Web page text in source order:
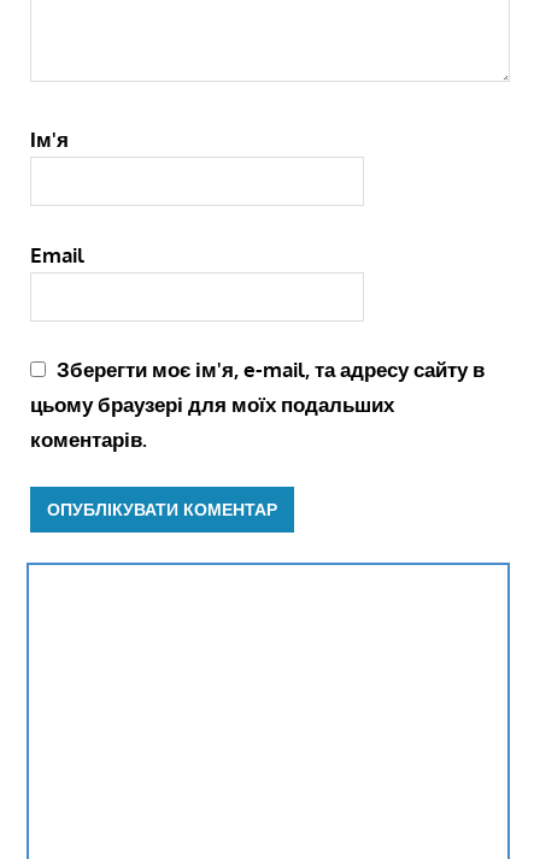
Ім'я
Email
Зберегти моє ім'я, e-mail, та адресу сайту в
цьому браузері для моїх подальших
коментарів.